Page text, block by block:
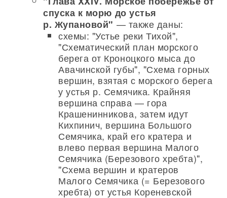
спуска к морю до устья
р. Жупановой" — также даны:
схемы: "Устье реки Тихой",
"Схематический план морского
берега от Кроноцкого мыса до
Авачинской губы", "Схема горных
вершин, взятая с морского берега
у устья р. Семячика. Крайняя
вершина справа — гора
Крашенинникова, затем идут
Кихпинич, вершина Большого
Семячика, край его кратера и
влево первая вершина Малого
Семячика (Березового хребта)",
"Схема вершин и кратеров
Малого Семячика (= Березового
хребта) от устья Кореневской